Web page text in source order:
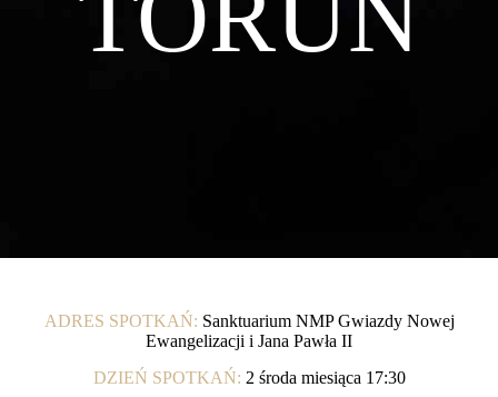
ADRES SPOTKAŃ: Sanktuarium NMP Gwiazdy Nowej
Ewangelizacji i Jana Pawła II
DZIEŃ SPOTKAŃ: 2 środa miesiąca 17:30